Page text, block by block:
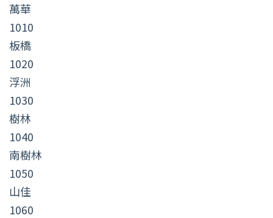
萬華
1010
板橋
1020
浮洲
1030
樹林
1040
南樹林
1050
山佳
1060